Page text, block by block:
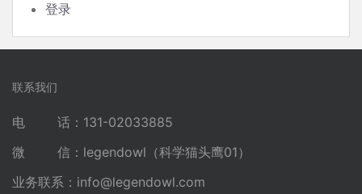
登录
联系我们
电 话：131-02033885
微 信：legendowl（科学猫头鹰01）
业务联系： info@legendowl.com